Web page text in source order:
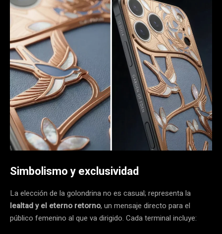
Simbolismo y exclusividad
La elección de la golondrina no es casual; representa la
lealtad y el eterno retorno, un mensaje directo para el
público femenino al que va dirigido. Cada terminal incluye: